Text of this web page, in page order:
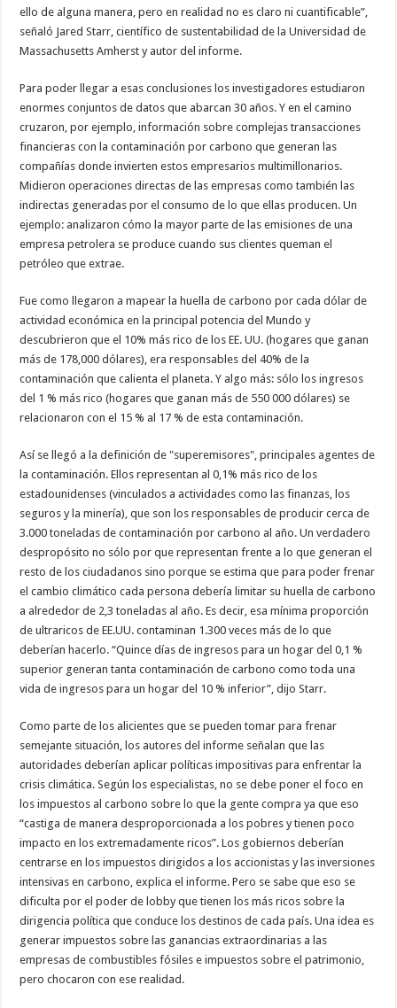
ello de alguna manera, pero en realidad no es claro ni cuantificable”,
señaló Jared Starr, científico de sustentabilidad de la Universidad de
Massachusetts Amherst y autor del informe.
Para poder llegar a esas conclusiones los investigadores estudiaron
enormes conjuntos de datos que abarcan 30 años. Y en el camino
cruzaron, por ejemplo, información sobre complejas transacciones
financieras con la contaminación por carbono que generan las
compañías donde invierten estos empresarios multimillonarios.
Midieron operaciones directas de las empresas como también las
indirectas generadas por el consumo de lo que ellas producen. Un
ejemplo: analizaron cómo la mayor parte de las emisiones de una
empresa petrolera se produce cuando sus clientes queman el
petróleo que extrae.
Fue como llegaron a mapear la huella de carbono por cada dólar de
actividad económica en la principal potencia del Mundo y
descubrieron que el 10% más rico de los EE. UU. (hogares que ganan
más de 178,000 dólares), era responsables del 40% de la
contaminación que calienta el planeta. Y algo más: sólo los ingresos
del 1 % más rico (hogares que ganan más de 550 000 dólares) se
relacionaron con el 15 % al 17 % de esta contaminación.
Así se llegó a la definición de "superemisores", principales agentes de
la contaminación. Ellos representan al 0,1% más rico de los
estadounidenses (vinculados a actividades como las finanzas, los
seguros y la minería), que son los responsables de producir cerca de
3.000 toneladas de contaminación por carbono al año. Un verdadero
despropósito no sólo por que representan frente a lo que generan el
resto de los ciudadanos sino porque se estima que para poder frenar
el cambio climático cada persona debería limitar su huella de carbono
a alrededor de 2,3 toneladas al año. Es decir, esa mínima proporción
de ultraricos de EE.UU. contaminan 1.300 veces más de lo que
deberían hacerlo. “Quince días de ingresos para un hogar del 0,1 %
superior generan tanta contaminación de carbono como toda una
vida de ingresos para un hogar del 10 % inferior”, dijo Starr.
Como parte de los alicientes que se pueden tomar para frenar
semejante situación, los autores del informe señalan que las
autoridades deberían aplicar políticas impositivas para enfrentar la
crisis climática. Según los especialistas, no se debe poner el foco en
los impuestos al carbono sobre lo que la gente compra ya que eso
“castiga de manera desproporcionada a los pobres y tienen poco
impacto en los extremadamente ricos”. Los gobiernos deberían
centrarse en los impuestos dirigidos a los accionistas y las inversiones
intensivas en carbono, explica el informe. Pero se sabe que eso se
dificulta por el poder de lobby que tienen los más ricos sobre la
dirigencia política que conduce los destinos de cada país. Una idea es
generar impuestos sobre las ganancias extraordinarias a las
empresas de combustibles fósiles e impuestos sobre el patrimonio,
pero chocaron con ese realidad.